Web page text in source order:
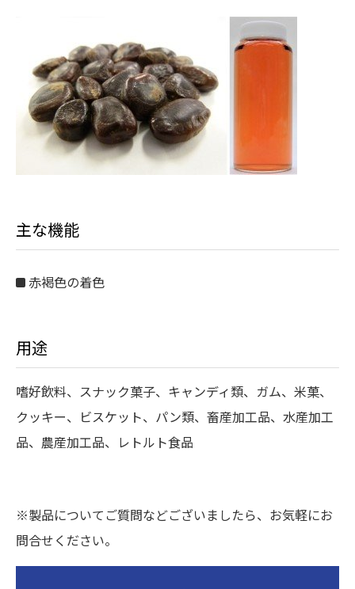
主な機能
赤褐色の着色
用途
嗜好飲料、スナック菓子、キャンディ類、ガム、米菓、
クッキー、ビスケット、パン類、畜産加工品、水産加工
品、農産加工品、レトルト食品
※製品についてご質問などございましたら、お気軽にお
問合せください。